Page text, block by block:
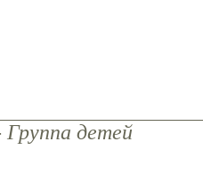
Группа детей